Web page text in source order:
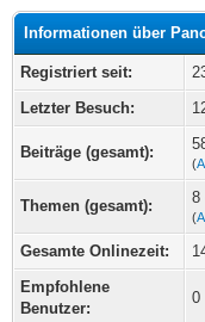
Informationen über
Registriert seit:
Letzter Besuch:
Beiträge (gesamt):
(
Themen (gesamt): 8
(
Gesamte Onlinezeit:
Empfohlene
Benutzer:
0